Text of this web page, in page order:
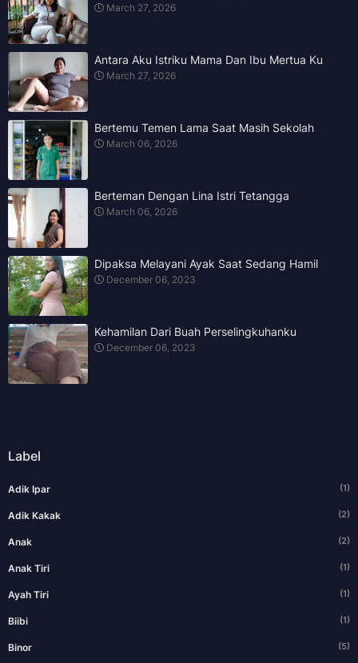
March 27, 2026
Antara Aku Istriku Mama Dan Ibu Mertua Ku
March 27, 2026
Bertemu Temen Lama Saat Masih Sekolah
March 06, 2026
Berteman Dengan Lina Istri Tetangga
March 06, 2026
Dipaksa Melayani Ayak Saat Sedang Hamil
December 06, 2023
Kehamilan Dari Buah Perselingkuhanku
December 06, 2023
Label
Adik Ipar (1)
Adik Kakak (2)
Anak (2)
Anak Tiri (1)
Ayah Tiri (1)
Biibi (1)
Binor (5)